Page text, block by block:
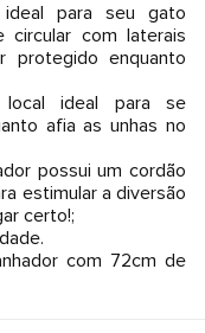
para seu gato
circular com laterais
protegido enquanto
ideal para se
afia as unhas no
possui um cordão
estimular a diversão
certo!;
com 72cm de